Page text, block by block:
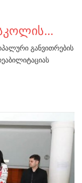
განვითრების